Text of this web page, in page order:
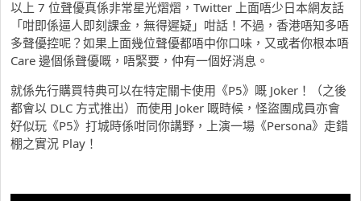
以上 7 位聲優真係非常星光熠熠，Twitter 上面唔少日本網友話
「咁即係逼人即刻課金，無得遲疑」咁話！不過，香港唔知多唔
多聲優控呢？如果上面幾位聲優都唔中你口味，又或者你根本唔
Care 邊個係聲優嘅，唔緊要，仲有一個好消息。
就係先行購買特典可以在特定關卡使用《P5》嘅 Joker！（之後
都會以 DLC 方式推出）而使用 Joker 嘅時候，怪盜團成員亦會
好似玩《P5》打城時係咁同你講野，上演一場《Persona》走錯
棚之實況 Play！